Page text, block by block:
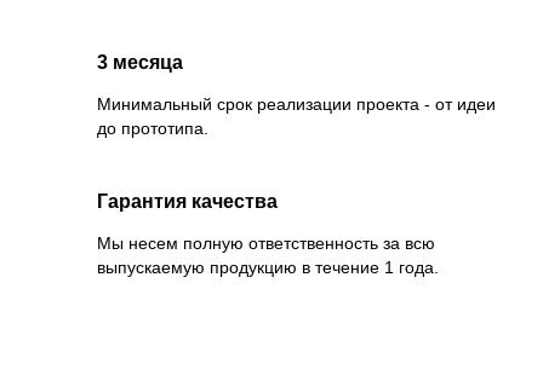
3 месяца
Минимальный срок реализации проекта - от идеи
до прототипа.
Гарантия качества
Мы несем полную ответственность за всю
выпускаемую продукцию в течение 1 года.